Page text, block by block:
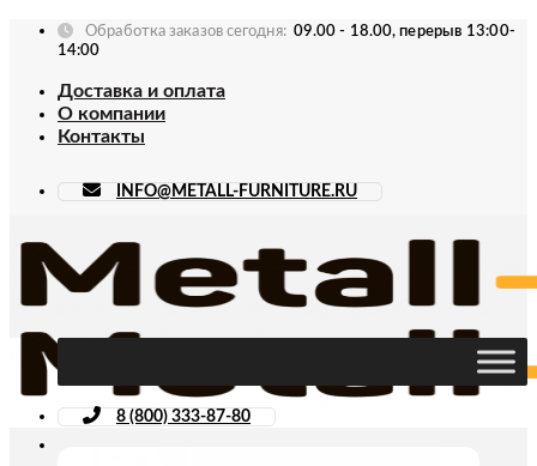
Skip
Обработка заказов сегодня: 09.00 - 18.00, перерыв 13:00-
14:00
Доставка и оплата
О компании
Контакты
INFO@METALL-FURNITURE.RU
8 (800) 333-87-80